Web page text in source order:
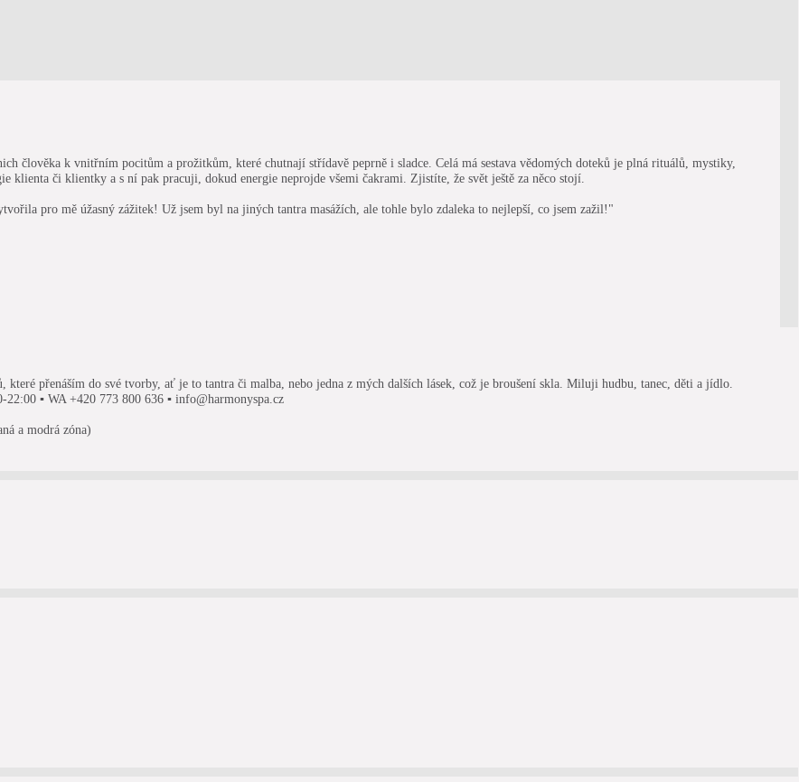
člověka k vnitřním pocitům a prožitkům, které chutnají střídavě peprně i sladce. Celá má sestava vědomých doteků je plná rituálů, mystiky,
klienta či klientky a s ní pak pracuji, dokud energie neprojde všemi čakrami. Zjistíte, že svět ještě za něco stojí.
pro mě úžasný zážitek! Už jsem byl na jiných tantra masážích, ale tohle bylo zdaleka to nejlepší, co jsem zažil!"
které přenáším do své tvorby, ať je to tantra či malba, nebo jedna z mých dalších lásek, což je broušení skla. Miluji hudbu, tanec, děti a jídlo.
▪ WA +420 773 800 636 ▪ info@harmonyspa.cz
a modrá zóna)